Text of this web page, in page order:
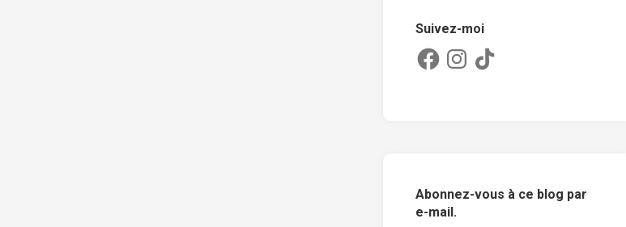
Suivez-moi
FacebookInstagram
TikTok
Abonnez-vous à ce blog par
e-mail.